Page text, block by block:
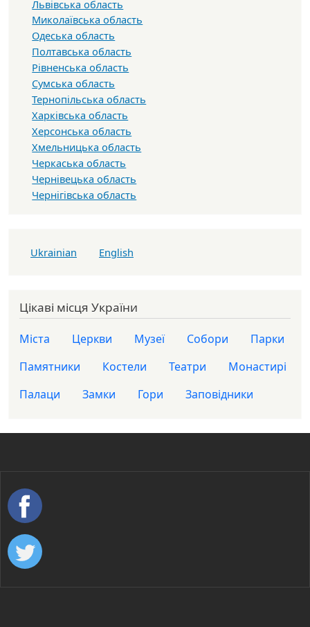
Львівська область
Миколаївська область
Одеська область
Полтавська область
Рівненська область
Сумська область
Тернопільська область
Харківська область
Херсонська область
Хмельницька область
Черкаська область
Чернівецька область
Чернігівська область
Ukrainian English
Цікаві місця України
Міста Церкви Музеї Собори
Парки
Памятники
Костели Театри
Монастирі
Палаци
Замки Гори Заповідники